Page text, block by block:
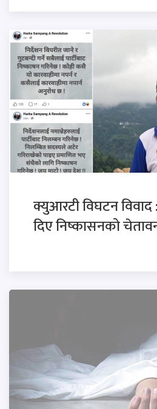
क्युआरटी विघटन विवाद
दिए निष्कासनको